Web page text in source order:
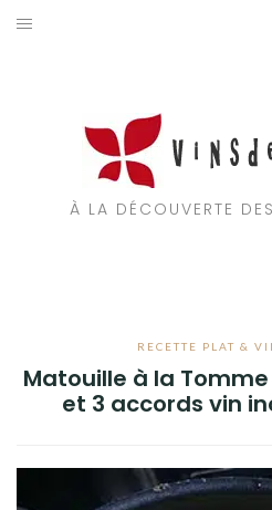
Aller
À LA DÉCOUVERTE
RECETTE PLAT &
Matouille à la
et 3 accords vin
RECETTE PLAT & VIN DE SAVOIE
TOURISME EN SAVOIE